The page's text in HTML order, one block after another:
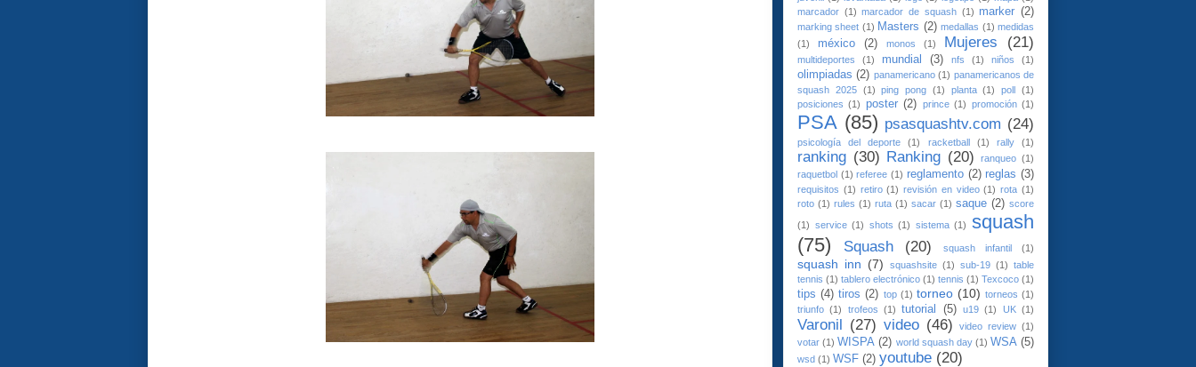
marcador (1) marcador de squash (1) marker (2)
marking sheet (1) Masters (2) medallas (1) medidas
(1)
méxico (2) monos (1) Mujeres (21)
multideportes (1) mundial (3) nfs (1) niños (1)
olimpiadas (2) panamericano (1) panamericanos de
squash 2025
(1) ping pong (1) planta (1) poll (1)
posiciones (1) poster (2) prince (1) promoción (1)
PSA (85) psasquashtv.com (24)
psicología del deporte (1) racketball (1) rally (1)
ranking (30) Ranking (20) ranqueo (1)
raquetbol (1) referee (1) reglamento (2) reglas (3)
requisitos (1) retiro (1) revisión en video (1) rota (1)
roto (1) rules (1) ruta (1) sacar (1) saque (2) score
(1) service (1) shots (1) sistema (1) squash
(75)
Squash (20) squash infantil (1)
squash inn (7) squashsite (1) sub-19 (1) table
tennis (1) tablero electrónico (1) tennis (1) Texcoco (1)
tips (4) tiros (2) top (1) torneo (10) torneos (1)
triunfo (1) trofeos (1) tutorial (5) u19 (1) UK (1)
Varonil (27) video (46) video review (1)
votar (1) WISPA (2) world squash day (1) WSA (5)
wsd (1) WSF (2) youtube (20)